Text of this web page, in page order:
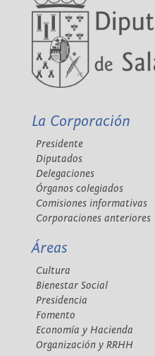
La Corporación
Presidente
Diputados
Delegaciones
Órganos colegiados
Comisiones informativas
Corporaciones anteriores
Áreas
Cultura
Bienestar Social
Presidencia
Fomento
Economía y Hacienda
Organización y RRHH